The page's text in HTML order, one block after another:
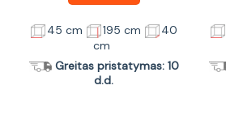
45 cm 195 cm
40
cm
Greitas pristatymas: 10
d.d.